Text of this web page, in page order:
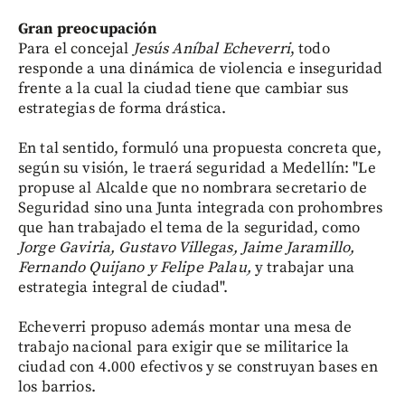
Gran preocupación
Para el concejal Jesús Aníbal Echeverri, todo
responde a una dinámica de violencia e inseguridad
frente a la cual la ciudad tiene que cambiar sus
estrategias de forma drástica.
En tal sentido, formuló una propuesta concreta que,
según su visión, le traerá seguridad a Medellín: "Le
propuse al Alcalde que no nombrara secretario de
Seguridad sino una Junta integrada con prohombres
que han trabajado el tema de la seguridad, como
Jorge Gaviria, Gustavo Villegas, Jaime Jaramillo,
Fernando Quijano yFelipe Palau, y trabajar una
estrategia integral de ciudad".
Echeverri propuso además montar una mesa de
trabajo nacional para exigir que se militarice la
ciudad con 4.000 efectivos y se construyan bases en
los barrios.